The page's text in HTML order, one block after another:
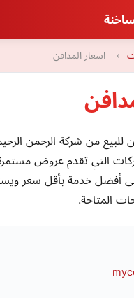
› اسعار المدافن
للبيع من شركة الرحمن
التي تقدم عروض مستمرة
أفضل خدمة بأقل سعر
المتاحة.